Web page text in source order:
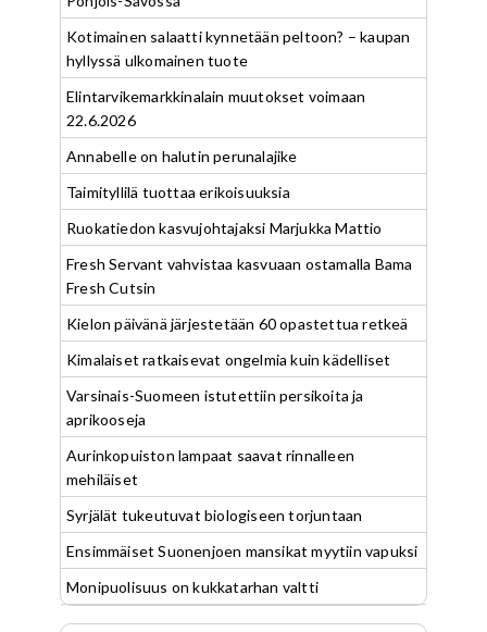
Kotimainen salaatti kynnetään peltoon? – kaupan
hyllyssä ulkomainen tuote
Elintarvikemarkkinalain muutokset voimaan
22.6.2026
Annabelle on halutin perunalajike
Taimityllilä tuottaa erikoisuuksia
Ruokatiedon kasvujohtajaksi Marjukka Mattio
Fresh Servant vahvistaa kasvuaan ostamalla Bama
Fresh Cutsin
Kielon päivänä järjestetään 60 opastettua retkeä
Kimalaiset ratkaisevat ongelmia kuin kädelliset
Varsinais-Suomeen istutettiin persikoita ja
aprikooseja
Aurinkopuiston lampaat saavat rinnalleen
mehiläiset
Syrjälät tukeutuvat biologiseen torjuntaan
Ensimmäiset Suonenjoen mansikat myytiin vapuksi
Monipuolisuus on kukkatarhan valtti